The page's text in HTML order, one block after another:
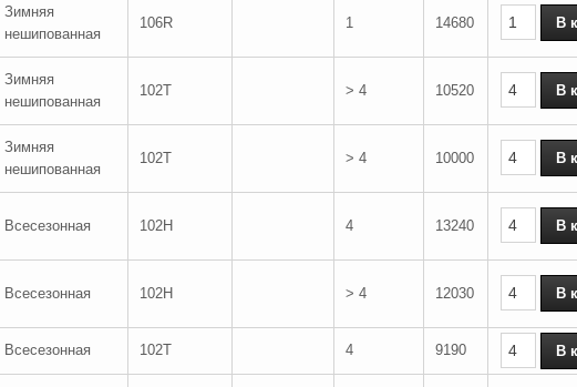
Зимняя
нешипованная
106R 1 14680
Зимняя
нешипованная
102T > 4 10520
Зимняя
нешипованная
102T > 4 10000
Всесезонная 102H 4 13240
Всесезонная 102H > 4 12030
Всесезонная 102T 4 9190